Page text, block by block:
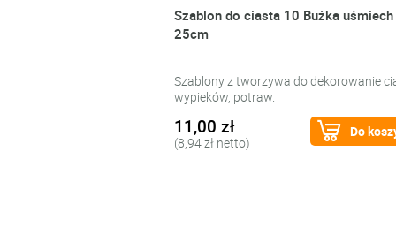
Szablon do ciasta 10 Buźka uśmiech
25cm
Szablony z tworzywa do dekorowanie
wypieków, potraw.
11,00 zł
(8,94 zł netto)
Do